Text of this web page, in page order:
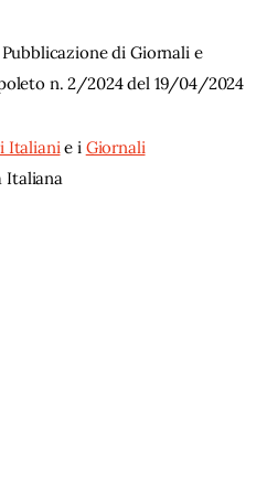
di Giornali e
n. 2/2024 del 19/04/2024
Italianie i Giornali
Italiana